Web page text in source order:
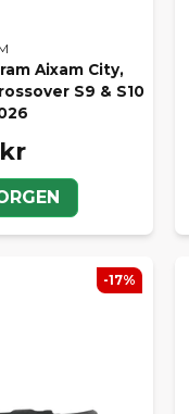
Aixam City,
S9 & S10
-17%